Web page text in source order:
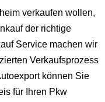
verkaufen wollen,
der richtige
Service machen wir
Verkaufsprozess
können Sie
für Ihren Pkw